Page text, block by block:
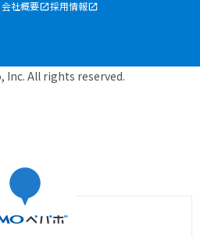
会社概要 採用情報
Inc. All rights reserved.